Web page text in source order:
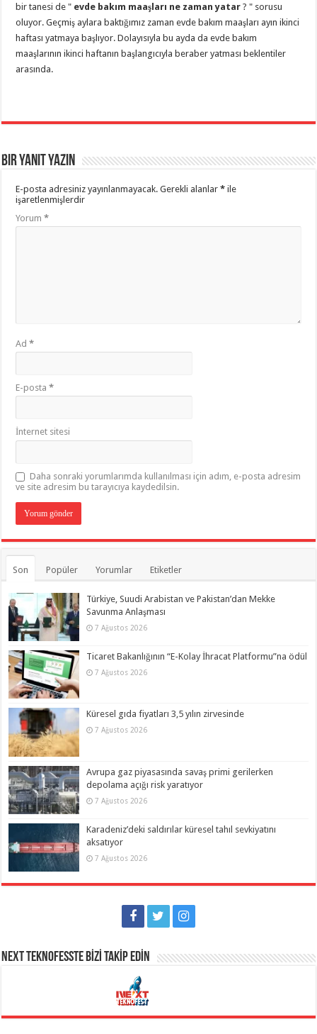
bir tanesi de " evde bakım maaşları ne zaman yatar ? " sorusu
oluyor. Geçmiş aylara baktığımız zaman evde bakım maaşları ayın ikinci
haftası yatmaya başlıyor. Dolayısıyla bu ayda da evde bakım
maaşlarının ikinci haftanın başlangıcıyla beraber yatması beklentiler
arasında.
Bir yanıt yazın
E-posta adresiniz yayınlanmayacak. Gerekli alanlar* ile
işaretlenmişlerdir
Yorum*
Ad*
E-posta*
İnternet sitesi
Daha sonraki yorumlarımda kullanılması için adım, e-posta adresim
ve site adresim bu tarayıcıya kaydedilsin.
Son Popüler Yorumlar Etiketler
Türkiye, Suudi Arabistan ve Pakistan’dan Mekke
Savunma Anlaşması
7 Ağustos 2026
Ticaret Bakanlığının “E-Kolay İhracat Platformu”na ödül
7 Ağustos 2026
Küresel gıda fiyatları 3,5 yılın zirvesinde
7 Ağustos 2026
Avrupa gaz piyasasında savaş primi gerilerken
depolama açığı risk yaratıyor
7 Ağustos 2026
Karadeniz’deki saldırılar küresel tahıl sevkiyatını
aksatıyor
7 Ağustos 2026
NEXT TEKNOFESSTE BİZİ TAKİP EDİN